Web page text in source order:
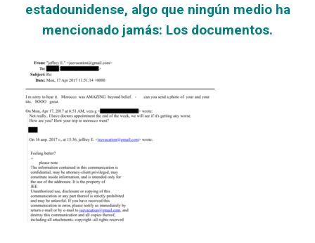
estadounidense, algo que ningún medio ha
mencionado jamás: Los documentos.